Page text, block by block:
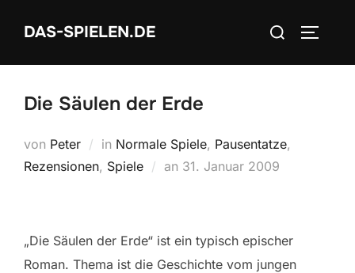
InhaltDAS-SPIELEN.DE
Suchen
Die Säulen der Erde
von Peter in Normale Spiele, Pausentatze,
Rezensionen, Spiele an Veröffentlicht
31. Januar 2009
„Die Säulen der Erde“ ist ein typisch epischer
Roman. Thema ist die Geschichte vom jungen